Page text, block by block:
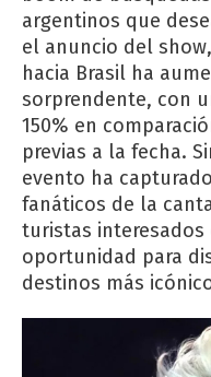
argentinos que
el anuncio del
hacia Brasil ha
sorprendente, con
150% en
previas a la fecha.
evento ha
fanáticos de la
turistas interesados
oportunidad para
destinos más